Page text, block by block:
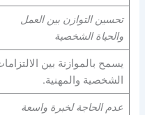
تحسين التوازن بين العمل
والحياة الشخصية
يسمح بالموازنة بين
الشخصية والمهنية.
عدم الحاجة لخبرة واسعة